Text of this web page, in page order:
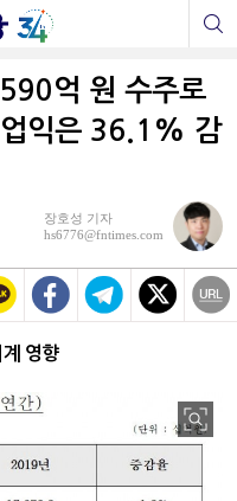
억 원 수주로
익은 36.1% 감
장호성 기자
hs6776@fntimes.com
영향